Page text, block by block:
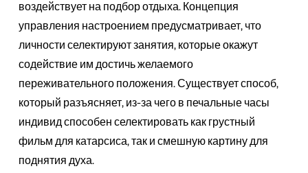
воздействует на подбор отдыха. Концепция
управления настроением предусматривает, что
личности селектируют занятия, которые окажут
содействие им достичь желаемого
переживательного положения. Существует способ,
который разъясняет, из-за чего в печальные часы
индивид способен селектировать как грустный
фильм для катарсиса, так и смешную картину для
поднятия духа.